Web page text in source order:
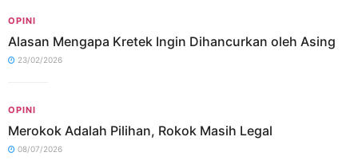
OPINI
Alasan Mengapa Kretek Ingin Dihancurkan oleh Asing
23/02/2026
OPINI
Merokok Adalah Pilihan, Rokok Masih Legal
08/07/2026